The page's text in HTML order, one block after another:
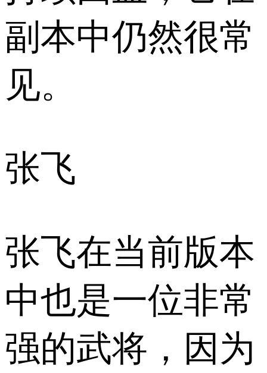
副本中仍然很常
见。
张飞
张飞在当前版本
中也是一位非常
强的武将，因为